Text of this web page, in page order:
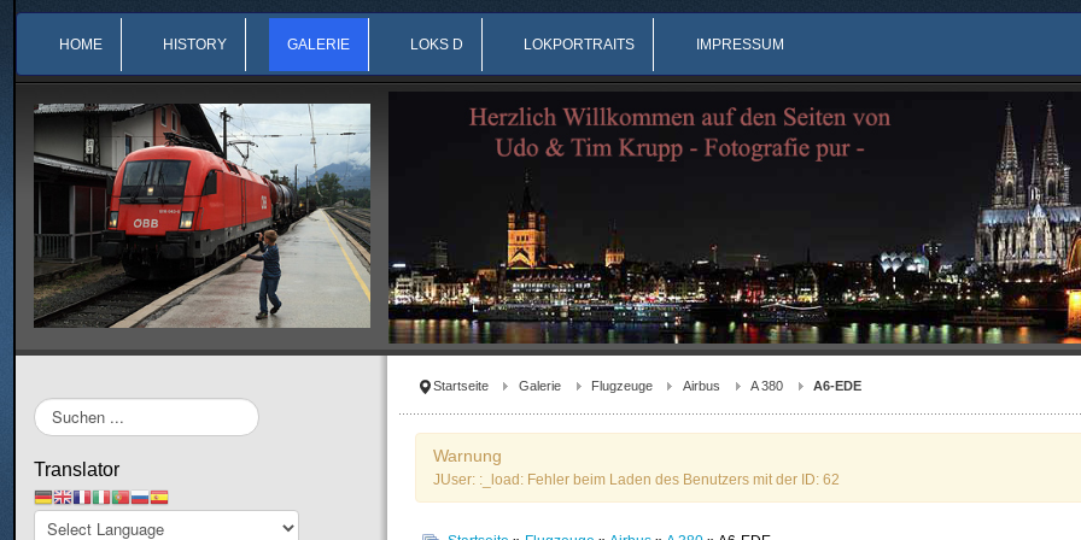
HOME HISTORY GALERIE LOKS D LOKPORTRAITS IMPRESSUM
Startseite Galerie Flugzeuge Airbus A 380 A6-EDE
Warnung
JUser: :_load: Fehler beim Laden des Benutzers mit der ID: 62
Suchen
...
Translator